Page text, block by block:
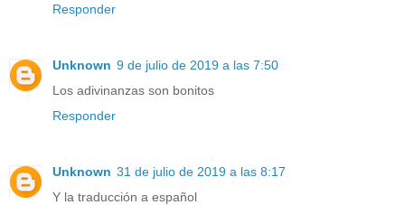
Responder
Unknown 9 de julio de 2019 a las 7:50
Los adivinanzas son bonitos
Responder
Unknown 31 de julio de 2019 a las 8:17
Y la traducción a español